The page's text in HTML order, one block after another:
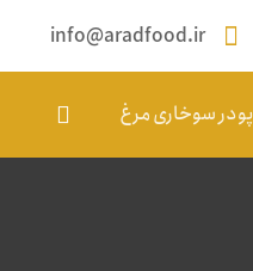
info@aradfood.ir
پودر سوخاری مرغ